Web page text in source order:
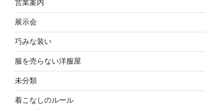
営業案内
展示会
巧みな装い
服を売らない洋服屋
未分類
着こなしのルール